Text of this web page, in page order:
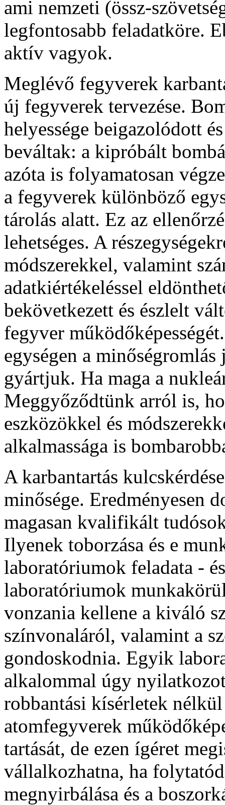
ami nemzeti (össz-
legfontosabb feladatköre.
aktív vagyok.
Meglévő fegyverek
új fegyverek tervezése.
helyessége beigazolódott
beváltak: a kipróbált
azóta is folyamatosan
a fegyverek különböző
tárolás alatt. Ez az
lehetséges. A
módszerekkel, valamint
adatkiértékeléssel
bekövetkezett és észlelt
fegyver
egységen a
gyártjuk. Ha maga a
Meggyőződtünk arról is,
eszközökkel és
alkalmassága is
A karbantartás
minősége. Eredményesen
magasan kvalifikált
Ilyenek toborzása és e
laboratóriumok feladata -
laboratóriumok
vonzania kellene a kiváló
színvonaláról, valamint a
gondoskodnia. Egyik
alkalommal úgy
robbantási kísérletek
atomfegyverek
tartását, de ezen ígéret
vállalkozhatna, ha
megnyirbálása és a